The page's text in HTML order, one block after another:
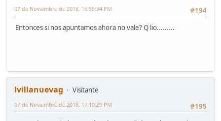
#194
07 de Noviembre de 2018, 16:59:34 PM
Entonces si nos apuntamos ahora no vale? Q lio.........
lvillanuevag
Visitante
#195
07 de Noviembre de 2018, 17:10:29 PM